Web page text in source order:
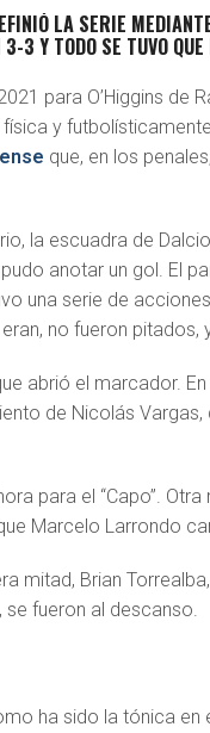
LA SERIE
3 Y TODO SE TUVO
para O’Higgins de
y
que, en los
la escuadra de
anotar un gol. El
una serie de
no fueron pitados,
abrió el marcador.
de Nicolás
para el “Capo”.
Marcelo Larrondo
mitad, Brian
se fueron al descanso.
ha sido la tónica